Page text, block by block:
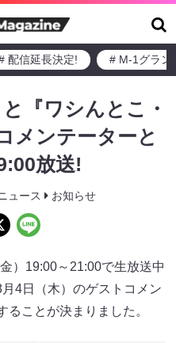
配信延長決定! # M-1グラン
『ワシんとこ・
メンテーターと
放送!
ュース お知らせ
）19:00～21:00で生放送中
4日（木）のゲストコメン
ことが決まりました。